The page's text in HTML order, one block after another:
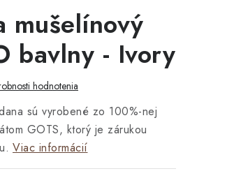
mušelínový
bavlny - Ivory
hodnotenia
sú vyrobené zo 100%-nej
GOTS, ktorý je zárukou
Viac informácií